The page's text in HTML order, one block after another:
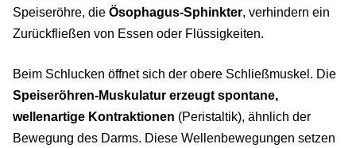
Speiseröhre, die Ösophagus-Sphinkter, verhindern ein
Zurückfließen von Essen oder Flüssigkeiten.
Beim Schlucken öffnet sich der obere Schließmuskel. Die
Speiseröhren-Muskulatur erzeugt spontane,
wellenartige Kontraktionen (Peristaltik), ähnlich der
Bewegung des Darms. Diese Wellenbewegungen setzen